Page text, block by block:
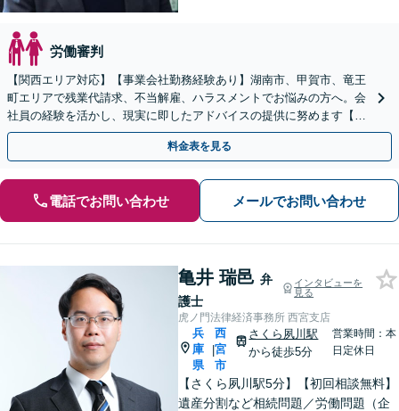
労働審判
【関西エリア対応】【事業会社勤務経験あり】湖南市、甲賀市、竜王
町エリアで残業代請求、不当解雇、ハラスメントでお悩みの方へ。会
社員の経験を活かし、現実に即したアドバイスの提供に努めます【労
使双方に対応】【Web面談OK】
料金表を見る
電話でお問い合わせ メールでお問い合わせ
亀井 瑞邑 弁
護士
インタビューを
見る
虎ノ門法律経済事務所 西宮支店
兵
庫
県
|
西
宮
市
さくら夙川駅
から徒歩5分
営業時間：本
日定休日
【さくら夙川駅5分】【初回相談無料】
遺産分割など相続問題／労働問題（企